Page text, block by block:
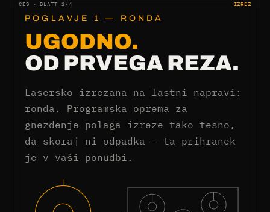
CES · BLATT 2/4 IZREZ
POGLAVJE 1 — RONDA
UGODNO.
OD PRVEGA REZA.
Lasersko izrezana na lastni napravi:
ronda. Programska oprema za
gnezdenje polaga izreze tako tesno,
da skoraj ni odpadka — ta prihranek
je v vaši ponudbi.